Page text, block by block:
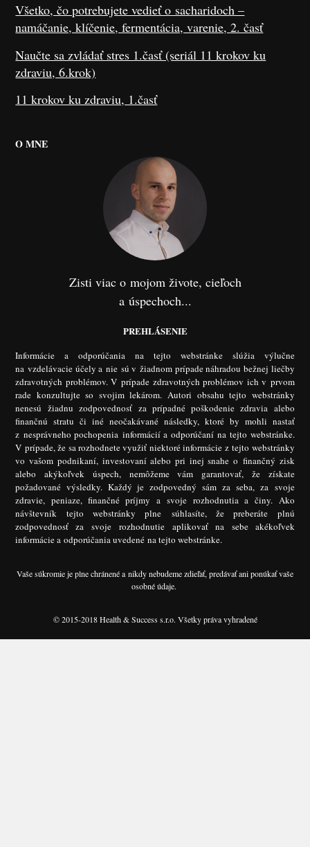
Všetko, čo potrebujete vedieť o sacharidoch –
namáčanie, klíčenie, fermentácia, varenie, 2. časť
Naučte sa zvládať stres 1.časť (seriál 11 krokov ku
zdraviu, 6.krok)
11 krokov ku zdraviu, 1.časť
O MNE
Zisti viac o mojom živote, cieľoch
a úspechoch...
PREHLÁSENIE
Informácie a odporúčania na tejto webstránke slúžia výlučne
na vzdelávacie účely a nie sú v žiadnom prípade náhradou bežnej liečby
zdravotných problémov. V prípade zdravotných problémov ich v prvom
rade konzultujte so svojim lekárom. Autori obsahu tejto webstránky
nenesú žiadnu zodpovednosť za prípadné poškodenie zdravia alebo
finančnú stratu či iné neočakávané následky, ktoré by mohli nastať
z nesprávneho pochopenia informácií a odporúčaní na tejto webstránke.
V prípade, že sa rozhodnete využiť niektoré informácie z tejto webstránky
vo vašom podnikaní, investovaní alebo pri inej snahe o finančný zisk
alebo akýkoľvek úspech, nemôžeme vám garantovať, že získate
požadované výsledky. Každý je zodpovedný sám za seba, za svoje
zdravie, peniaze, finančné príjmy a svoje rozhodnutia a činy. Ako
návštevník tejto webstránky plne súhlasíte, že preberáte plnú
zodpovednosť za svoje rozhodnutie aplikovať na sebe akékoľvek
informácie a odporúčania uvedené na tejto webstránke.
Vaše súkromie je plne chránené a nikdy nebudeme zdieľať, predávať ani ponúkať vaše
osobné údaje.
© 2015-2018 Health & Success s.r.o. Všetky práva vyhradené